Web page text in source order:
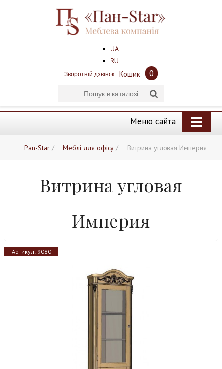
UA
RU
Зворотній дзвінок Кошик 0
Меню сайта
Pan-Star / Меблі для офісу / Витрина угловая Империя
Витрина угловая
Империя
Артикул: 9080